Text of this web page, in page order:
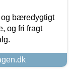
bæredygtigt
og fri fragt